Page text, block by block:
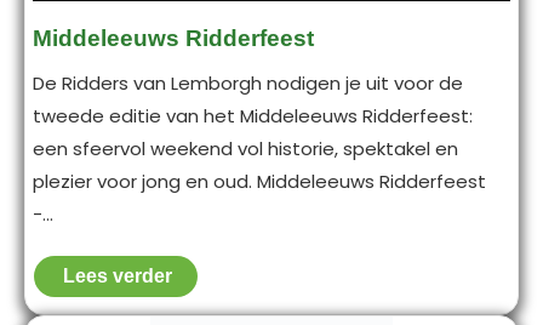
Middeleeuws Ridderfeest
De Ridders van Lemborgh nodigen je uit voor de
tweede editie van het Middeleeuws Ridderfeest:
een sfeervol weekend vol historie, spektakel en
plezier voor jong en oud. Middeleeuws Ridderfeest
-...
Lees verder